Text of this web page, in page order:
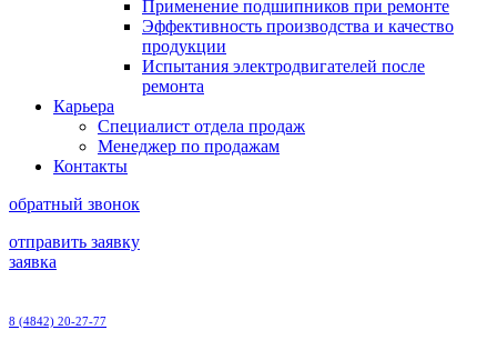
Применение подшипников при ремонте
Эффективность производства и качество
продукции
Испытания электродвигателей после
ремонта
Карьера
Специалист отдела продаж
Менеджер по продажам
Контакты
обратный звонок
отправить заявку
заявка
8 (4842) 20-27-77